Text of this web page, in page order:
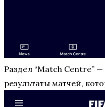
Раздел “Match Centre”
результаты матчей,